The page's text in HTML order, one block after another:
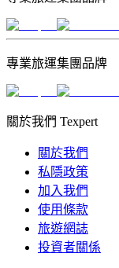
專業旅運集團品牌
關於我們 Texpert
關於我們
私隱政策
加入我們
使用條款
旅遊網誌
投資者關係